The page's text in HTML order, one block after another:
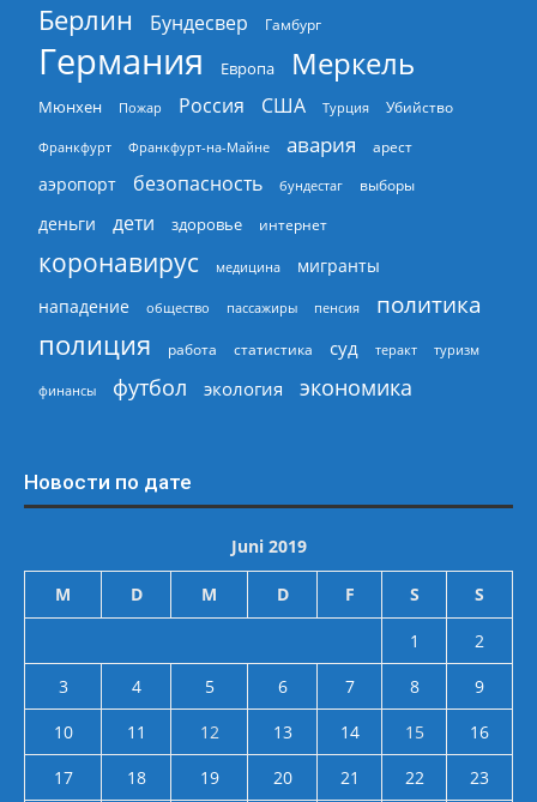
Берлин
Бундесвер Гамбург
Германия Европа Меркель
Мюнхен Пожар Россия США Турция Убийство
Франкфурт Франкфурт-на-Майне авария арест
аэропорт безопасность бундестаг выборы
деньги дети здоровье интернет
коронавирус медицина
мигранты
нападение
общество пассажиры пенсия политика
полиция работа статистика суд теракт туризм
финансы футбол экология экономика
Новости по дате
Juni 2019
M D M D F S S
1
2
3
4 5 6 7 8
9
10
11 12 13 14 15
16
17
18 19 20 21 22 23